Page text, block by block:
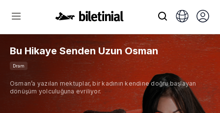
Bu Hikaye Senden Uzun Osman
Dram
Osman’a yazılan mektuplar, bir kadının kendine doğru başlayan
dönüşüm yolculuğuna evriliyor.